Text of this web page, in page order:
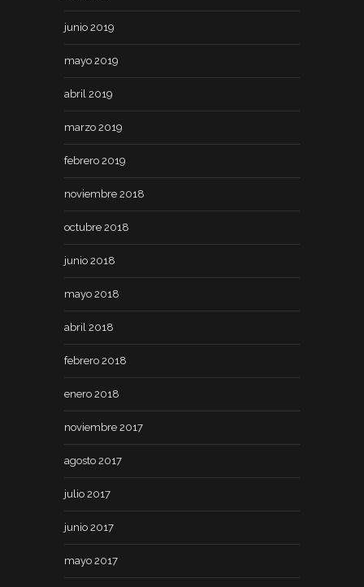
junio 2019
mayo 2019
abril 2019
marzo 2019
febrero 2019
noviembre 2018
octubre 2018
junio 2018
mayo 2018
abril 2018
febrero 2018
enero 2018
noviembre 2017
agosto 2017
julio 2017
junio 2017
mayo 2017